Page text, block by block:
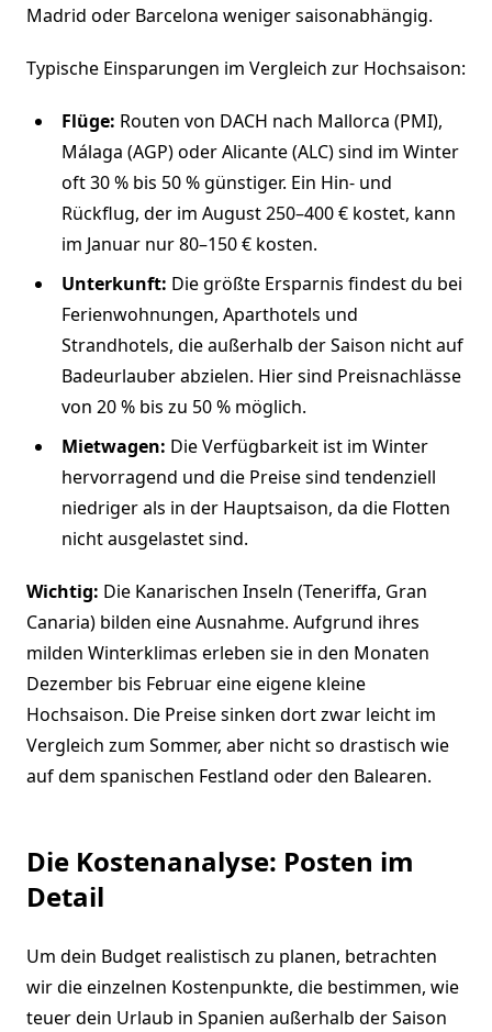
Madrid oder Barcelona weniger saisonabhängig.
Typische Einsparungen im Vergleich zur Hochsaison:
Flüge: Routen von DACH nach Mallorca (PMI),
Málaga (AGP) oder Alicante (ALC) sind im Winter
oft 30 % bis 50 % günstiger. Ein Hin- und
Rückflug, der im August 250–400 € kostet, kann
im Januar nur 80–150 € kosten.
Unterkunft: Die größte Ersparnis findest du bei
Ferienwohnungen, Aparthotels und
Strandhotels, die außerhalb der Saison nicht auf
Badeurlauber abzielen. Hier sind Preisnachlässe
von 20 % bis zu 50 % möglich.
Mietwagen: Die Verfügbarkeit ist im Winter
hervorragend und die Preise sind tendenziell
niedriger als in der Hauptsaison, da die Flotten
nicht ausgelastet sind.
Wichtig: Die Kanarischen Inseln (Teneriffa, Gran
Canaria) bilden eine Ausnahme. Aufgrund ihres
milden Winterklimas erleben sie in den Monaten
Dezember bis Februar eine eigene kleine
Hochsaison. Die Preise sinken dort zwar leicht im
Vergleich zum Sommer, aber nicht so drastisch wie
auf dem spanischen Festland oder den Balearen.
Die Kostenanalyse: Posten im
Detail
Um dein Budget realistisch zu planen, betrachten
wir die einzelnen Kostenpunkte, die bestimmen, wie
teuer dein Urlaub in Spanien außerhalb der Saison